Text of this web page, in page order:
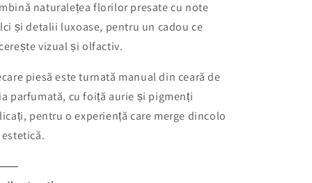
naturalețea florilor presate cu note
și detalii luxoase, pentru un cadou ce
vizual și olfactiv.
piesă este turnată manual din ceară de
parfumată, cu foiță aurie și pigmenți
pentru o experiență care merge dincolo